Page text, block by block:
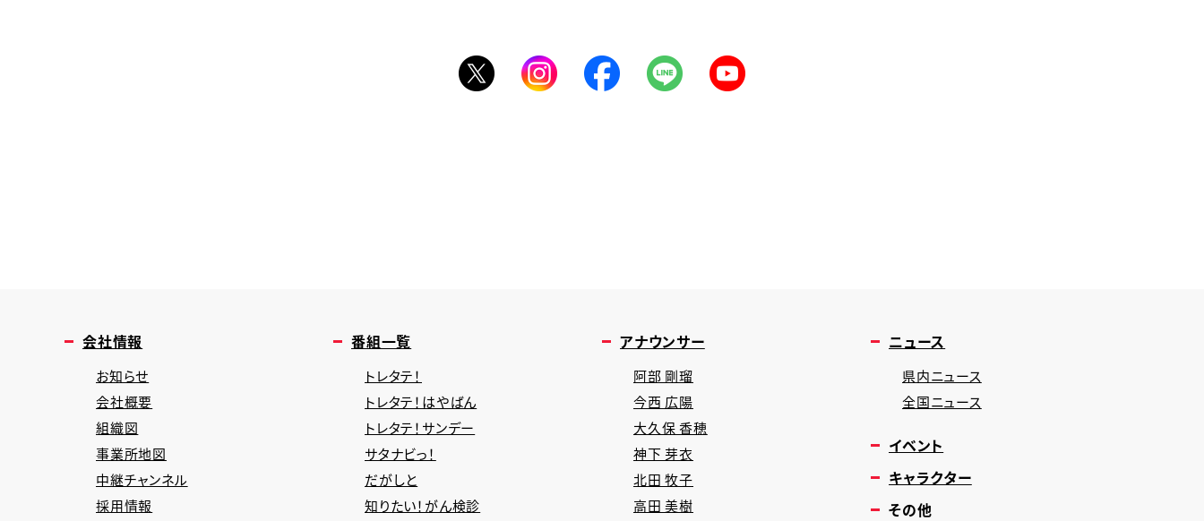
会社情報
お知らせ
会社概要
組織図
事業所地図
中継チャンネル
採用情報
番組一覧
トレタテ！
トレタテ！はやばん
トレタテ！サンデー
サタナビっ！
だがしと
知りたい！がん検診
アナウンサー
阿部 剛瑠
今西 広陽
大久保 香穂
神下 芽衣
北田 牧子
高田 美樹
ニュース
県内ニュース
全国ニュース
イベント
キャラクター
その他